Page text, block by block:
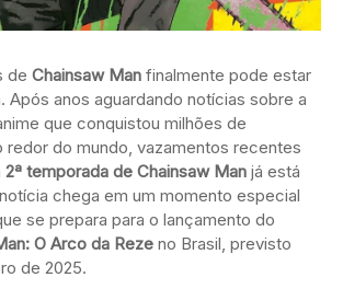
de Chainsaw Man finalmente pode estar
Após anos aguardando notícias sobre a
que conquistou milhões de
do mundo, vazamentos recentes
2ª temporada de Chainsaw Man já está
chega em um momento especial
se prepara para o lançamento do
O Arco da Reze no Brasil, previsto
de 2025.